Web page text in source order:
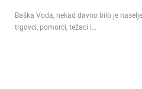
Baška Voda, nekad davno bilo je
trgovci, pomorci, težaci i…